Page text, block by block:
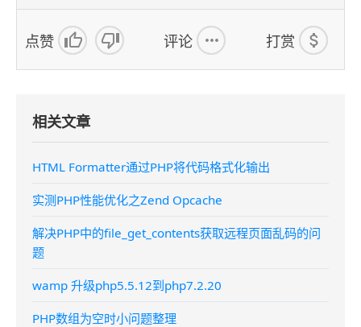
点赞 评论 打赏
相关文章
HTML Formatter通过PHP将代码格式化输出
实测PHP性能优化之Zend Opcache
解决PHP中的file_get_contents获取远程页面乱码的问
题
wamp 升级php5.5.12到php7.2.20
PHP数组为空时小问题整理